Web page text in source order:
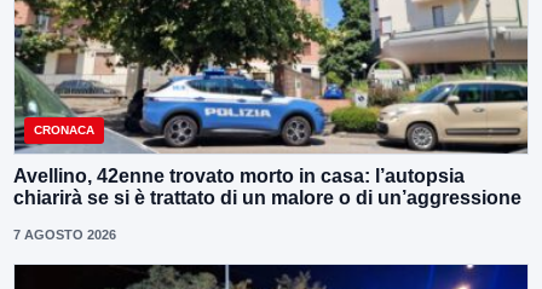
CRONACA
Avellino, 42enne trovato morto in casa: l’autopsia
chiarirà se si è trattato di un malore o di un’aggressione
7 AGOSTO 2026